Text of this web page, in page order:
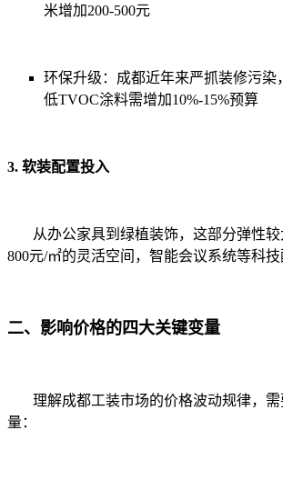
米增加200-500元
环保升级： 成都近年来严抓装修污染
低TVOC涂料需增加10%-15%预算
3. 软装配置投入
从办公家具到绿植装饰，这部分弹性
800元/㎡的灵活空间，智能会议系统等科技
二、影响价格的四大关键变量
理解成都工装市场的价格波动规律，
量：